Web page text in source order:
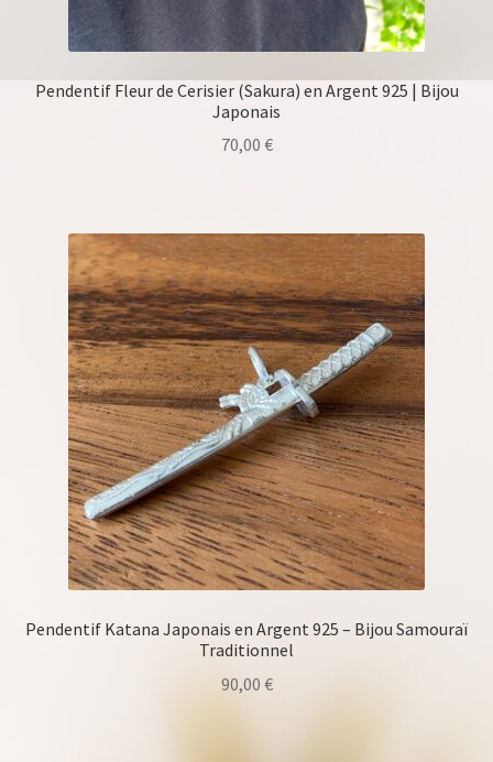
Pendentif Fleur de Cerisier (Sakura) en Argent 925 | Bijou
Japonais
70,00 €
Pendentif Katana Japonais en Argent 925 – Bijou Samouraï
Traditionnel
90,00 €